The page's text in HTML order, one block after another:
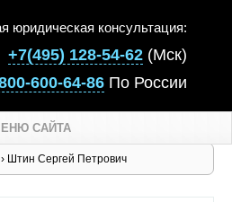
юридическая консультация:
+7(495) 128-54-62 (Мск)
600-64-86 По России
САЙТА
› Штин Сергей Петрович